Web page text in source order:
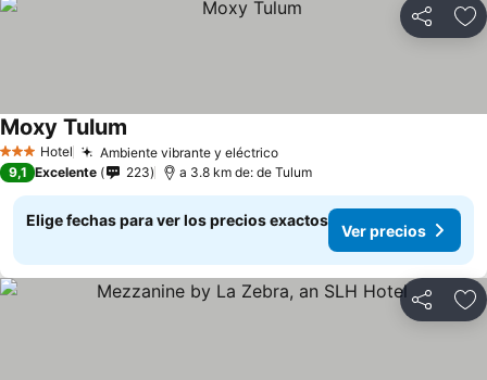
Compartir
3 Estrellas
Hotel Ambiente vibrante y eléctrico
Moxy Tulum
9,1 Excelente 223 a 3.8 km de: de Tulum
Elige fechas para ver los precios exactos
Ver precios
Compartir